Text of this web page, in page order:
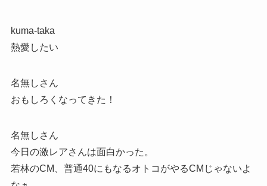
kuma-taka
熱愛したい
名無しさん
おもしろくなってきた！
名無しさん
今日の激レアさんは面白かった。
若林のCM、普通40にもなるオトコがやるCMじゃないよ